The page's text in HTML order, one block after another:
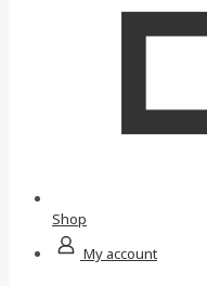
Shop
My account